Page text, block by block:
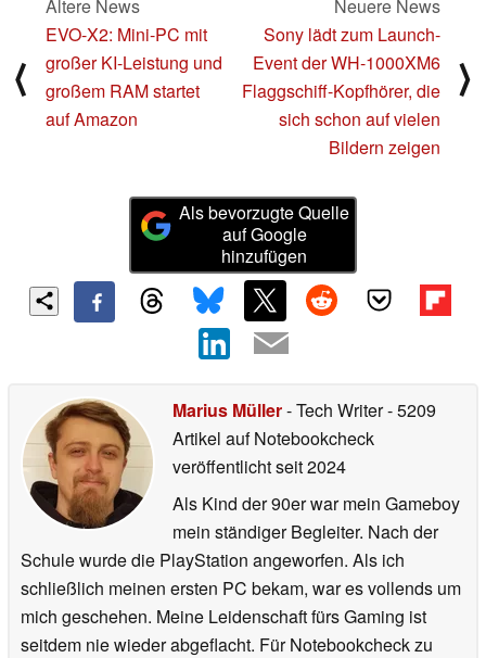
⟨
Ältere News
EVO-X2: Mini-PC mit
großer KI-Leistung und
großem RAM startet
auf Amazon
Neuere News
Sony lädt zum Launch-
Event der WH-1000XM6
Flaggschiff-Kopfhörer, die
sich schon auf vielen
Bildern zeigen
⟩
Als bevorzugte Quelle
auf Google
hinzufügen
Marius Müller- Tech Writer- 5209
Artikel auf Notebookcheck
veröffentlichtseit 2024
Als Kind der 90er war mein Gameboy
mein ständiger Begleiter. Nach der
Schule wurde die PlayStation angeworfen. Als ich
schließlich meinen ersten PC bekam, war es vollends um
mich geschehen. Meine Leidenschaft fürs Gaming ist
seitdem nie wieder abgeflacht. Für Notebookcheck zu